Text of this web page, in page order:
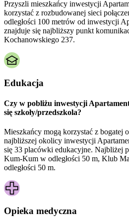
Przyszli mieszkańcy inwestycji
korzystać z rozbudowanej sieci
odległości 100 metrów od inwestycji
znajduje się najbliższy punkt
Kochanowskiego 237.
Edukacja
Czy w pobliżu inwestycji
się szkoły/przedszkola?
Mieszkańcy mogą korzystać z bogatej
najbliższej okolicy inwestycji
się 33 placówki edukacyjne. Najbliżej
Kum-Kum w odległości 50 m, Klub
odległości 50 m.
Opieka medyczna